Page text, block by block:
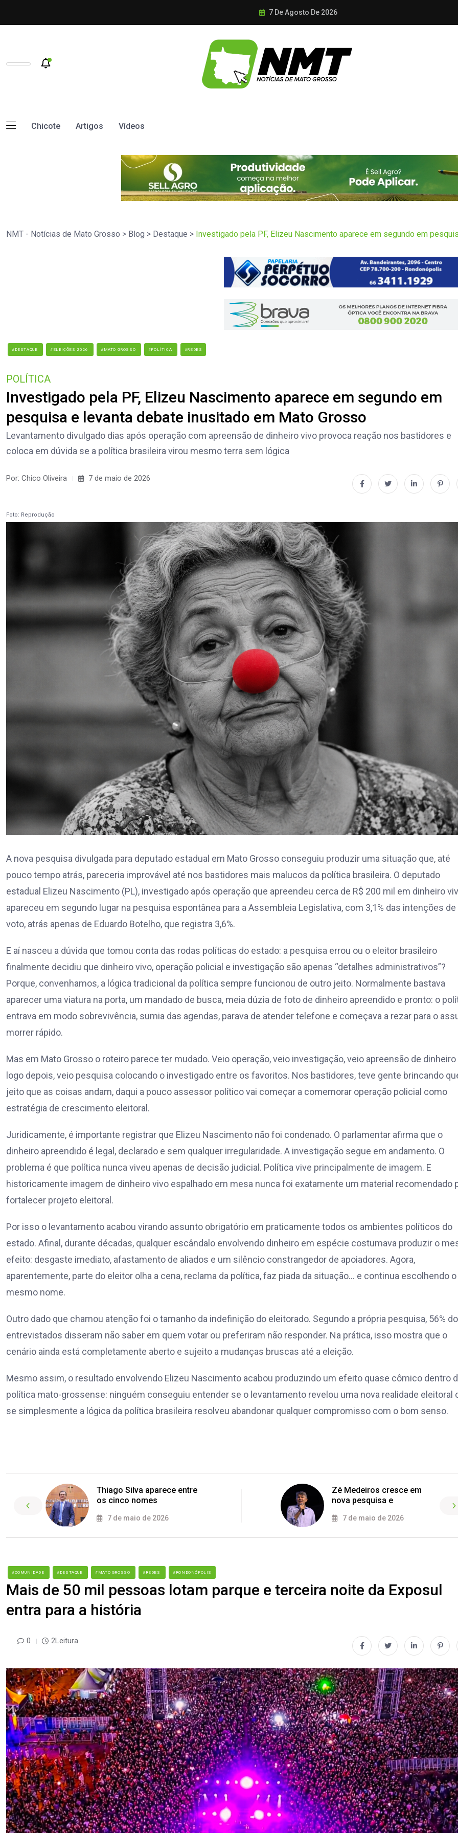
7 De Agosto De 2026
Chicote Artigos Vídeos
NMT - Notícias de Mato Grosso > Blog > Destaque > Investigado pela PF, Elizeu Nascimento aparece em segundo em
#DESTAQUE #ELEIÇÕES 2026 #MATO GROSSO #POLÍTICA #REDES
POLÍTICA
Investigado pela PF, Elizeu Nascimento aparece em segundo em
pesquisa e levanta debate inusitado em Mato Grosso
Levantamento divulgado dias após operação com apreensão de dinheiro vivo provoca reação nos bastidores e
coloca em dúvida se a política brasileira virou mesmo terra sem lógica
Por: Chico Oliveira 7 de maio de 2026
Foto: Reprodução
A nova pesquisa divulgada para deputado estadual em Mato Grosso conseguiu produzir uma situação que, até
pouco tempo atrás, pareceria improvável até nos bastidores mais malucos da política brasileira. O deputado
estadual Elizeu Nascimento (PL), investigado após operação que apreendeu cerca de R$ 200 mil em dinheiro
apareceu em segundo lugar na pesquisa espontânea para a Assembleia Legislativa, com 3,1% das intenções de
voto, atrás apenas de Eduardo Botelho, que registra 3,6%.
E aí nasceu a dúvida que tomou conta das rodas políticas do estado: a pesquisa errou ou o eleitor brasileiro
finalmente decidiu que dinheiro vivo, operação policial e investigação são apenas “detalhes administrativos”?
Porque, convenhamos, a lógica tradicional da política sempre funcionou de outro jeito. Normalmente bastava
aparecer uma viatura na porta, um mandado de busca, meia dúzia de foto de dinheiro apreendido e pronto: o
entrava em modo sobrevivência, sumia das agendas, parava de atender telefone e começava a rezar para o
morrer rápido.
Mas em Mato Grosso o roteiro parece ter mudado. Veio operação, veio investigação, veio apreensão de dinheiro
logo depois, veio pesquisa colocando o investigado entre os favoritos. Nos bastidores, teve gente brincando
jeito que as coisas andam, daqui a pouco assessor político vai começar a comemorar operação policial como
estratégia de crescimento eleitoral.
Juridicamente, é importante registrar que Elizeu Nascimento não foi condenado. O parlamentar afirma que o
dinheiro apreendido é legal, declarado e sem qualquer irregularidade. A investigação segue em andamento. O
problema é que política nunca viveu apenas de decisão judicial. Política vive principalmente de imagem. E
historicamente imagem de dinheiro vivo espalhado em mesa nunca foi exatamente um material recomendado
fortalecer projeto eleitoral.
Por isso o levantamento acabou virando assunto obrigatório em praticamente todos os ambientes políticos do
estado. Afinal, durante décadas, qualquer escândalo envolvendo dinheiro em espécie costumava produzir o
efeito: desgaste imediato, afastamento de aliados e um silêncio constrangedor de apoiadores. Agora,
aparentemente, parte do eleitor olha a cena, reclama da política, faz piada da situação… e continua escolhendo o
mesmo nome.
Outro dado que chamou atenção foi o tamanho da indefinição do eleitorado. Segundo a própria pesquisa, 56%
entrevistados disseram não saber em quem votar ou preferiram não responder. Na prática, isso mostra que o
cenário ainda está completamente aberto e sujeito a mudanças bruscas até a eleição.
Mesmo assim, o resultado envolvendo Elizeu Nascimento acabou produzindo um efeito quase cômico dentro
política mato-grossense: ninguém conseguiu entender se o levantamento revelou uma nova realidade eleitoral
se simplesmente a lógica da política brasileira resolveu abandonar qualquer compromisso com o bom senso.
Thiago Silva aparece entre
os cinco nomes
7 de maio de 2026
Zé Medeiros cresce em
nova pesquisa e
7 de maio de 2026
#COMUNIDADE #DESTAQUE #MATO GROSSO #REDES #RONDONÓPOLIS
Mais de 50 mil pessoas lotam parque e terceira noite da Exposul
entra para a história
0 2Leitura